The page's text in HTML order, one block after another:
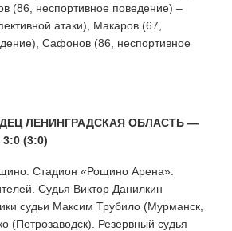
(86, неспортивное поведение) –
атаки), Макаров (67,
Сафонов (86, неспортивное
ЛЕНИНГРАДСКАЯ ОБЛАСТЬ —
(3:0)
Стадион «Рощино Арена».
Судья Виктор Данилкин
судьи Максим Трубило (Мурманск,
(Петрозаводск). Резервный судья